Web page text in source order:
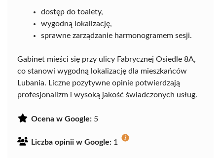
dostęp do toalety,
wygodną lokalizację,
sprawne zarządzanie harmonogramem sesji.
Gabinet mieści się przy ulicy Fabrycznej Osiedle 8A,
co stanowi wygodną lokalizację dla mieszkańców
Lubania. Liczne pozytywne opinie potwierdzają
profesjonalizm i wysoką jakość świadczonych usług.
Ocena w Google: 5
Liczba opinii w Google: 1